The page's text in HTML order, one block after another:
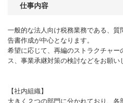
仕事内容
一般的な法人向け税務業務である、質
告書作成が中心となります。
希望に応じて、再編のストラクチャー
ス、事業承継対策の検討などをお願い
【社内組織】
大きく２つの部門に分かれており、